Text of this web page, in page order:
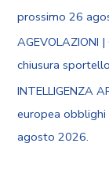
prossimo 26
chiusura sportello
INTELLIGENZA
europea
agosto 2026.